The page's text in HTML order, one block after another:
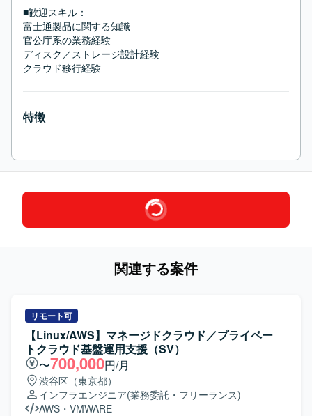
■歓迎スキル：
富士通製品に関する知識
官公庁系の業務経験
ディスク／ストレージ設計経験
クラウド移行経験
特徴
関連する案件
リモート可
【Linux/AWS】マネージドクラウド／プライベー
トクラウド基盤運用支援（SV）
〜700,000円/月
渋谷区（東京都）
インフラエンジニア(業務委託・フリーランス)
AWS ・ VMWARE